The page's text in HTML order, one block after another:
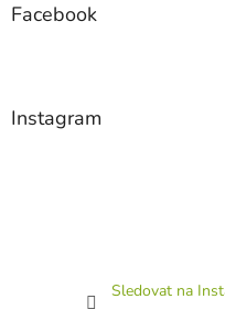
Facebook
Instagram
Sledovat na